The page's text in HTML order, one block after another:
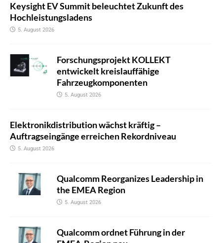
Keysight EV Summit beleuchtet Zukunft des
Hochleistungsladens
5. August 2026
Forschungsprojekt KOLLEKT
entwickelt kreislauffähige
Fahrzeugkomponenten
5. August 2026
Elektronikdistribution wächst kräftig –
Auftragseingänge erreichen Rekordniveau
5. August 2026
Qualcomm Reorganizes Leadership in
the EMEA Region
5. August 2026
Qualcomm ordnet Führung in der